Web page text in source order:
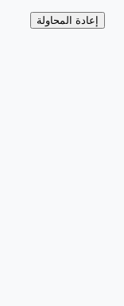
إعادة المحاولة